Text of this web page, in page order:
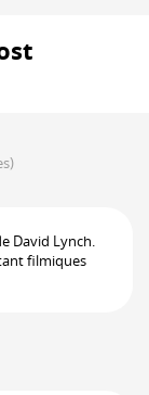
David Lynch.
filmiques